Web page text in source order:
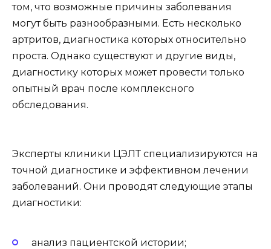
том, что возможные причины заболевания
могут быть разнообразными. Есть несколько
артритов, диагностика которых относительно
проста. Однако существуют и другие виды,
диагностику которых может провести только
опытный врач после комплексного
обследования.
Эксперты клиники ЦЭЛТ специализируются на
точной диагностике и эффективном лечении
заболеваний. Они проводят следующие этапы
диагностики:
анализ пациентской истории;